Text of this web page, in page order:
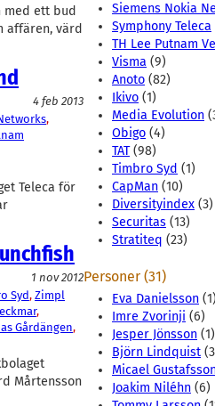
med ett bud
affären, värd
4 feb 2013
Teleca för
1 nov 2012
Syd, Zimpl
Gårdängen
Mårtensson
Siemens Nokia
Symphony Teleca
TH Lee Putnam
Visma (9)
Anoto (82)
Ikivo (1)
Media Evolution
Obigo (4)
TAT(98)
Timbro Syd (1)
CapMan (10)
Diversityindex (3)
Securitas (13)
Stratiteq (23)
Personer (31)
Eva Danielsson (1)
Imre Zvorinji (6)
Jesper Jönsson (1)
Björn Lindquist
Micael
Joakim Niléhn (6)